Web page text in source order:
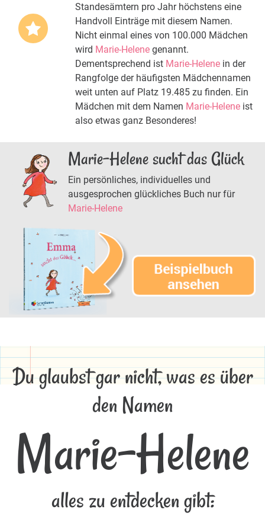
Standesämtern pro Jahr höchstens eine
Handvoll Einträge mit diesem Namen.
Nicht einmal eines von 100.000 Mädchen
wird Marie-Helene genannt.
Dementsprechend ist Marie-Helene in der
Rangfolge der häufigsten Mädchennamen
weit unten auf Platz 19.485 zu finden. Ein
Mädchen mit dem Namen Marie-Helene ist
also etwas ganz Besonderes!
Marie-Helene sucht das Glück
Ein persönliches, individuelles und
ausgesprochen glückliches Buch nur für
Marie-Helene
Du glaubst gar nicht, was es über
den Namen
Marie-Helene
alles zu entdecken gibt: